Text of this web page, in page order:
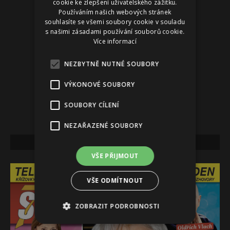
cookie ke zlepšení uživatelského zážitku.
Používáním našich webových stránek
souhlasíte se všemi soubory cookie v souladu
s našimi zásadami používání souborů cookie.
Více informací
NEZBYTNĚ NUTNÉ SOUBORY
VÝKONOVÉ SOUBORY
SOUBORY CÍLENÍ
NEZAŘAZENÉ SOUBORY
VŠE PŘIJMOUT
VŠE ODMÍTNOUT
ZOBRAZIT PODROBNOSTI